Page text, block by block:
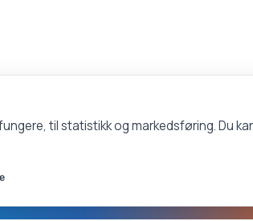
til statistikk og markedsføring. Du